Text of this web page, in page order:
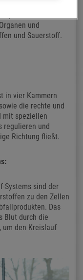
und
und Sauerstoff.
in vier Kammern
die rechte und
mit speziellen
regulieren und
Richtung fließt.
Systems sind der
zu den Zellen
Das
Blut durch die
um den Kreislauf